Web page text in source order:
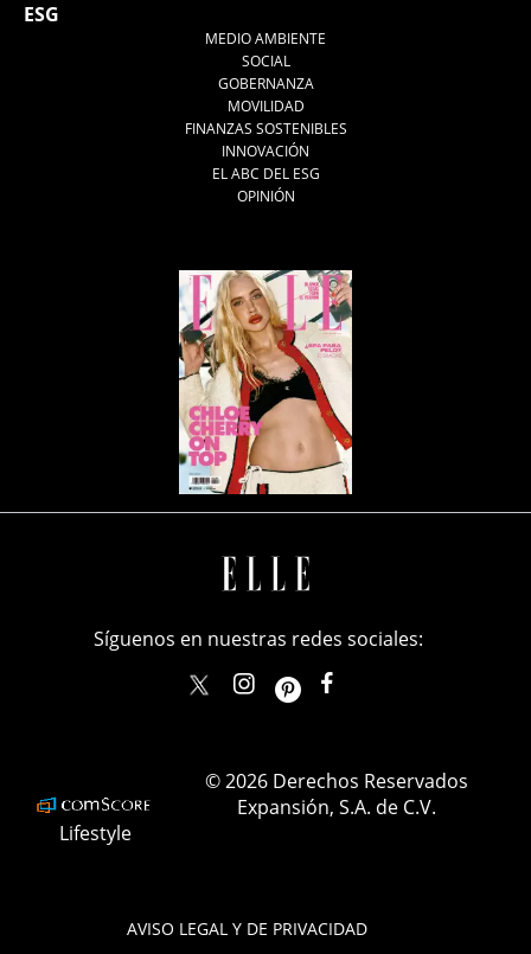
ESG
MEDIO AMBIENTE
SOCIAL
GOBERNANZA
MOVILIDAD
FINANZAS SOSTENIBLES
INNOVACIÓN
EL ABC DEL ESG
OPINIÓN
AVISO LEGAL Y DE PRIVACIDAD
Síguenos en nuestras redes sociales:
elle_mexicoellemexico
Lifestyle
© 2026 Derechos Reservados
Expansión, S.A. de C.V.